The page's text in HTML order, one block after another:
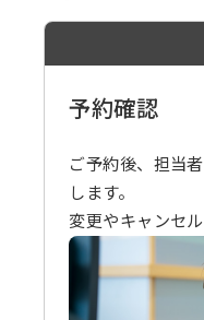
予約確認
ご予約後、担当
します。
変更やキャンセ